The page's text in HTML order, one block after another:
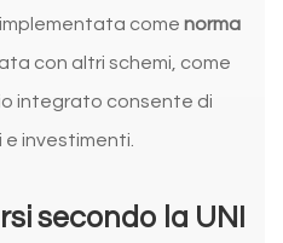
implementata come norma
con altri schemi, come
integrato consente di
investimenti.
secondo la UNI